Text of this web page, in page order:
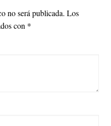
no será publicada. Los
con *